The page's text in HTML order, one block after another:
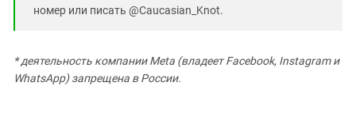
номер или писать @Caucasian_Knot.
* деятельность компании Meta (владеет Facebook, Instagram и
WhatsApp) запрещена в России.